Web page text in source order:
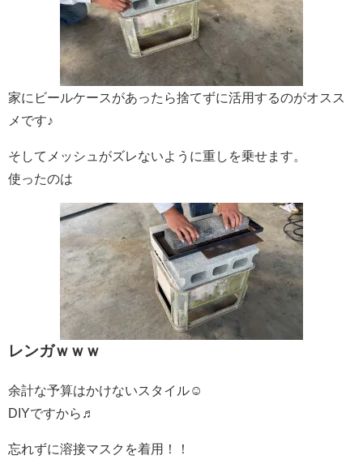
家にビールケースがあったら捨てずに活用するのがオスス
メです♪
そしてメッシュがズレないように重しを乗せます。
使ったのは
レンガｗｗｗ
余計な予算はかけないスタイル☺
DIYですから♬
忘れずに溶接マスクを着用！！